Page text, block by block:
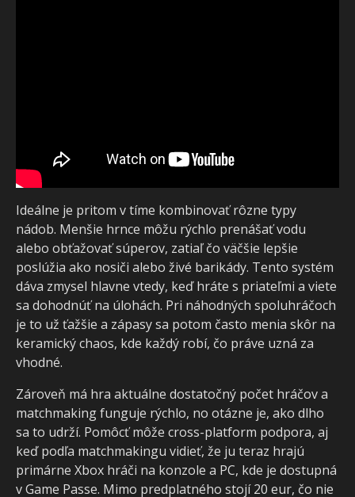
Ideálne je pritom v tíme kombinovať rôzne typy
nádob. Menšie hrnce môžu rýchlo prenášať vodu
alebo obťažovať súperov, zatiaľ čo väčšie lepšie
poslúžia ako nosiči alebo živé barikády. Tento systém
dáva zmysel hlavne vtedy, keď hráte s priateľmi a viete
sa dohodnúť na úlohách. Pri náhodných spoluhráčoch
je to už ťažšie a zápasy sa potom často menia skôr na
keramický chaos, kde každý robí, čo práve uzná za
vhodné.
Zároveň má hra aktuálne dostatočný počet hráčov a
matchmaking funguje rýchlo, no otázne je, ako dlho
sa to udrží. Pomôcť môže cross-platform podpora, aj
keď podľa matchmakingu vidieť, že ju teraz hrajú
primárne Xbox hráči na konzole a PC, kde je dostupná
v Game Passe. Mimo predplatného stojí 20 eur, čo nie